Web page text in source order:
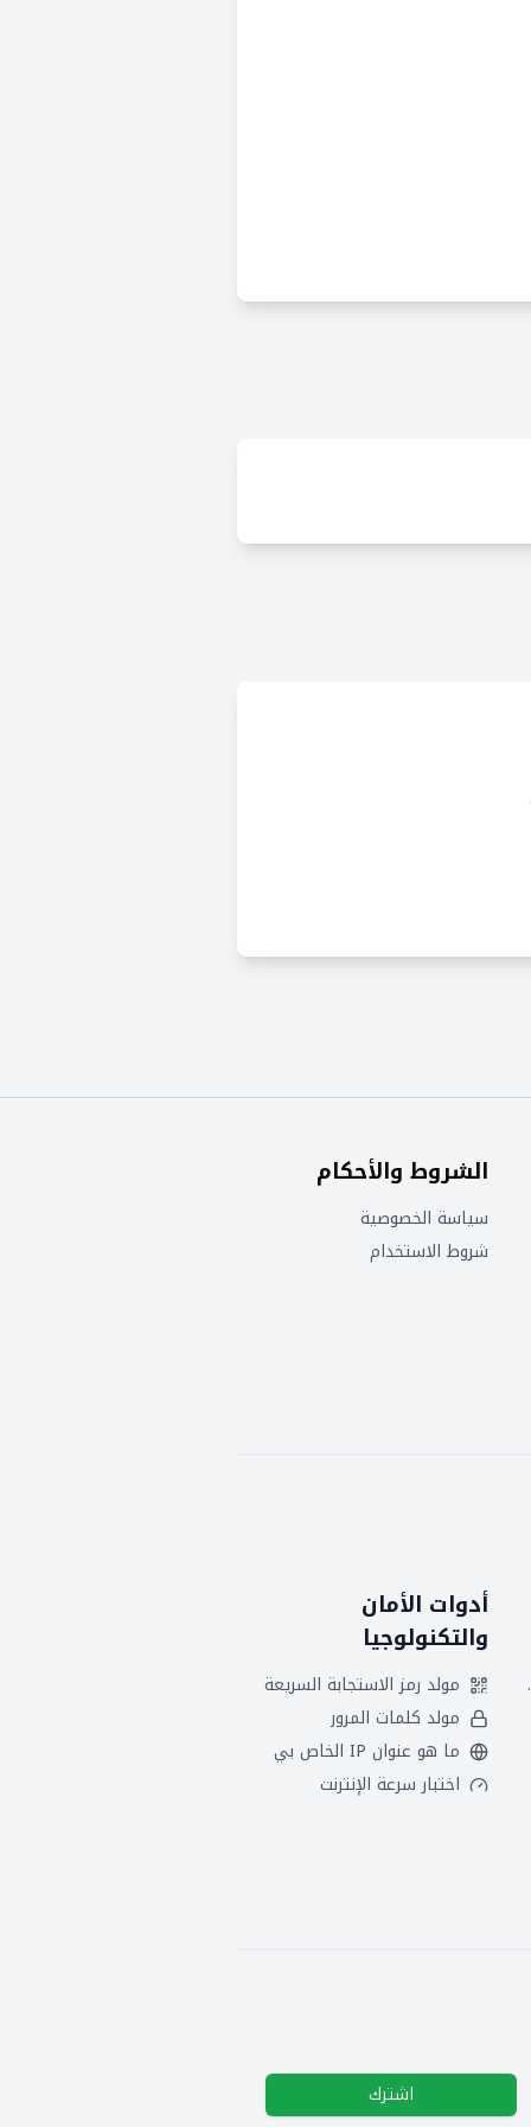
الشروط والأحكام
سياسة الخصوصية
شروط الاستخدام
أدوات الأمان
والتكنولوجيا
مولد رمز الاستجابة السريعة
مولد كلمات المرور
ما هو عنوان IP الخاص بي
اختبار سرعة الإنترنت
اشترك